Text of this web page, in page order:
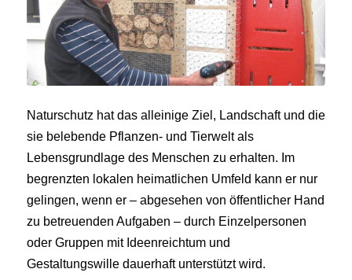
Naturschutz hat das alleinige Ziel, Landschaft und die
sie belebende Pflanzen- und Tierwelt als
Lebensgrundlage des Menschen zu erhalten. Im
begrenzten lokalen heimatlichen Umfeld kann er nur
gelingen, wenn er – abgesehen von öffentlicher Hand
zu betreuenden Aufgaben – durch Einzelpersonen
oder Gruppen mit Ideenreichtum und
Gestaltungswille dauerhaft unterstützt wird.